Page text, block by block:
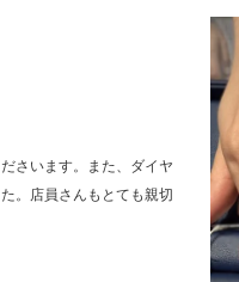
さいます。また、ダイヤ
。店員さんもとても親切